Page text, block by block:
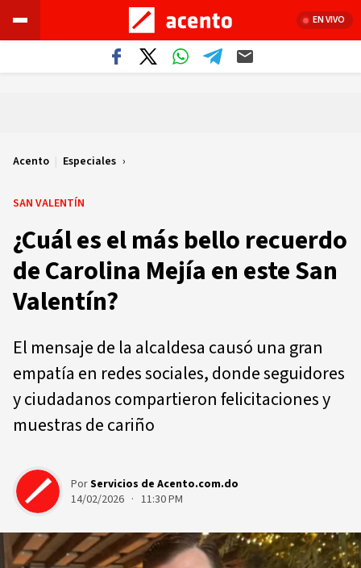
EN VIVO
Acento | Especiales
SAN VALENTÍN
¿Cuál es el más bello recuerdo
de Carolina Mejía en este San
Valentín?
El mensaje de la alcaldesa causó una gran
empatía en redes sociales, donde seguidores
y ciudadanos compartieron felicitaciones y
muestras de cariño
PorServicios de Acento.com.do
14/02/2026 · 11:30 PM